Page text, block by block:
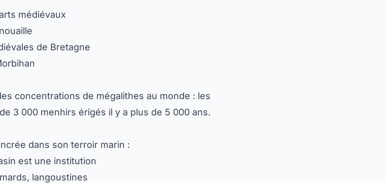
médiévaux
de Bretagne
concentrations de mégalithes au monde : les
3 000 menhirs érigés il y a plus de 5 000 ans.
dans son terroir marin :
est une institution
langoustines